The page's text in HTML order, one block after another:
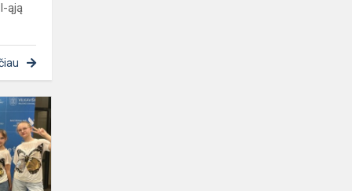
ąją
pynė